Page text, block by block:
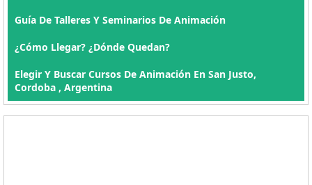
Guía De Talleres Y Seminarios De Animación
¿Cómo Llegar? ¿Dónde Quedan?
Elegir Y Buscar Cursos De Animación En San Justo,
Cordoba , Argentina